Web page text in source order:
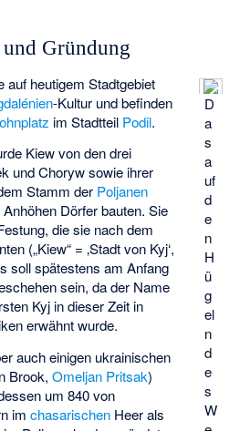
Gründung
D
a
s
a
uf
d
e
n
H
ü
g
el
n
d
e
s
W
auf heutigem Stadtgebiet
-Kultur und befinden
im Stadtteil Podil.
Kiew von dendrei
und Choryw sowie ihrer
Stamm der Poljanen
Dörfer bauten. Sie
die sie nach dem
(„Kiew“ = ‚Stadt von Kyj‘,
soll spätestens am Anfang
sein, da der Name
Kyj in dieser Zeit in
erwähnt wurde.
auch einigen ukrainischen
Brook,Omeljan Pritsak)
um 840 von
imchasarischen Heer als